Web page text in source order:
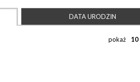
DATA URODZIN
pokaż 10